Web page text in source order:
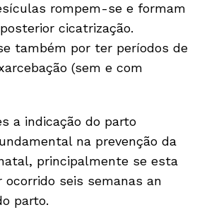
rompem-se e formam
cicatrização.
também por ter períodos de
(sem e com
a indicação do parto
na prevenção da
principalmente se esta
ocorrido seis semanas an
parto.